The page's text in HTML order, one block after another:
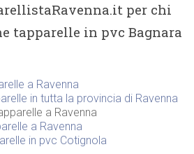
per chi
tapparelle in pvc Bagnara
a Ravenna
in tutta la provincia di Ravenna
a Ravenna
a Ravenna
in pvc Cotignola